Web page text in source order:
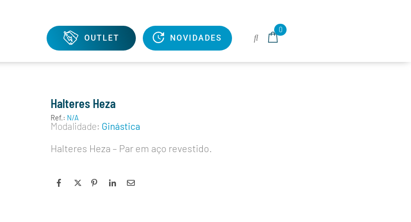
OUTLET NOVIDADES
0
Halteres Heza
Ref.: N/A
Modalidade: Ginástica
Halteres Heza – Par em aço revestido.